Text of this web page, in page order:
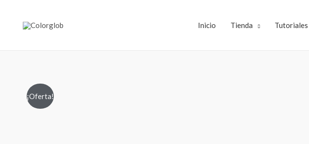
Inicio Tienda Tutoriales
¡Oferta!